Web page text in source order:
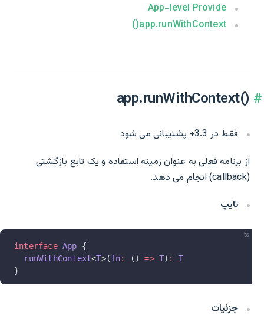
App-level Provide
app.runWithContext()
app.runWithContext()‎
فقط در 3.3+ پشتیبانی می شود
از برنامه فعلی به عنوان زمینه استفاده و یک تابع بازگشتی
(callback) انجام می دهد.
تایپ
ts
interface App {
  runWithContext
<T>(fn: () => T) :
T
}
جزئیات